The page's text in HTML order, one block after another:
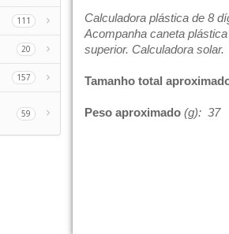
111
20
157
59
Calculadora plástica de 8
Acompanha caneta
superior. Calculadora solar.
Tamanho total
Peso aproximado(g): 37